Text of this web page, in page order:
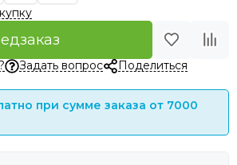
Задать вопрос Поделиться
при сумме заказа от 7000